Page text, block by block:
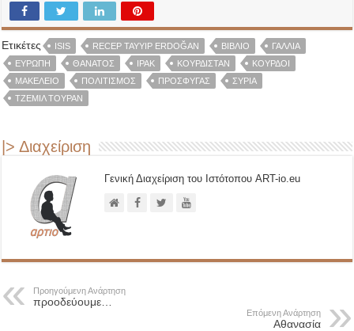
Ετικέτες ISIS RECEP TAYYIP ERDOĞAN ΒΙΒΛΊΟ
ΓΑΛΛΊΑ
ΕΥΡΩΠΗ
ΘΆΝΑΤΟΣ ΙΡΆΚ ΚΟΥΡΔΙΣΤΆΝ
ΚΟΥΡΔΟΙ
ΜΑΚΕΛΕΙΌ
ΠΟΛΙΤΙΣΜΌΣ ΠΡΌΣΦΥΓΑΣ
ΣΥΡΊΑ
ΤΖΕΜΊΛ ΤΟΥΡΆΝ
|> Διαχείριση
Γενική Διαχείριση του Ιστότοπου ART-io.eu
Προηγούμενη Ανάρτηση
προοδεύουμε…
Επόμενη Ανάρτηση
Αθανασία